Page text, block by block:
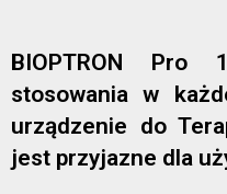
BIOPTRON Pro
stosowania w
urządzenie do
jest przyjazne dla